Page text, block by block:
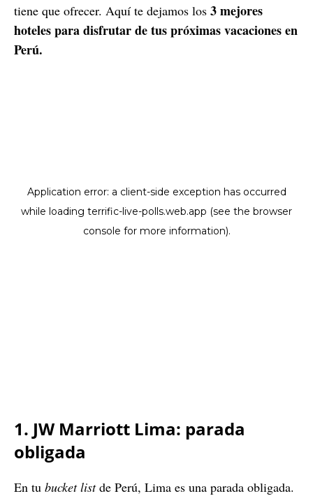
tiene que ofrecer. Aquí te dejamos los 3 mejores
hoteles para disfrutar de tus próximas vacaciones en
Perú.
1. JW Marriott Lima: parada
obligada
En tu bucket listde Perú, Lima es una parada obligada.